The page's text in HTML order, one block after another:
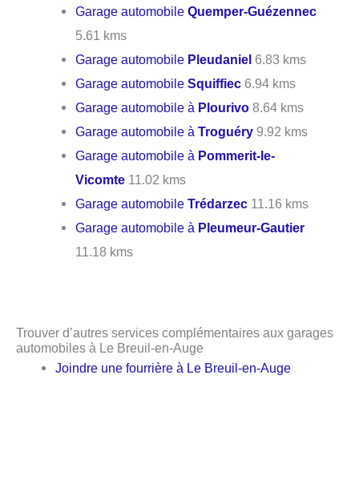
Garage automobileQuemper-Guézennec
5.61 kms
Garage automobile Pleudaniel 6.83 kms
Garage automobileSquiffiec 6.94 kms
Garage automobile à Plourivo 8.64 kms
Garage automobile àTroguéry 9.92 kms
Garage automobile à Pommerit-le-
Vicomte 11.02 kms
Garage automobileTrédarzec 11.16 kms
Garage automobile à Pleumeur-Gautier
11.18 kms
Trouver d’autres services complémentaires aux garages
automobiles à Le Breuil-en-Auge
Joindre une fourrière à Le Breuil-en-Auge